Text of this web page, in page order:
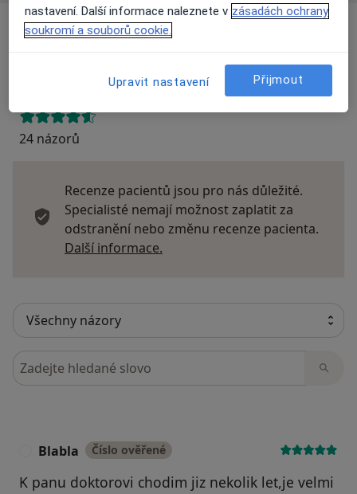
Názory
Přidejte svůj názor
24 názorů
Recenze pacientů jsou pro nás důležité.
Specialisté nemají možnost zaplatit za
odstranění nebo změnu recenze pacienta.
Další informace.
Hledejte v názorech
Blabla Číslo ověřené
K panu doktorovi chodim jiz nekolik let,je velmi
nastavení. Další informace naleznete v zásadách ochrany
soukromí a souborů cookie.
Upravit nastavení Přijmout